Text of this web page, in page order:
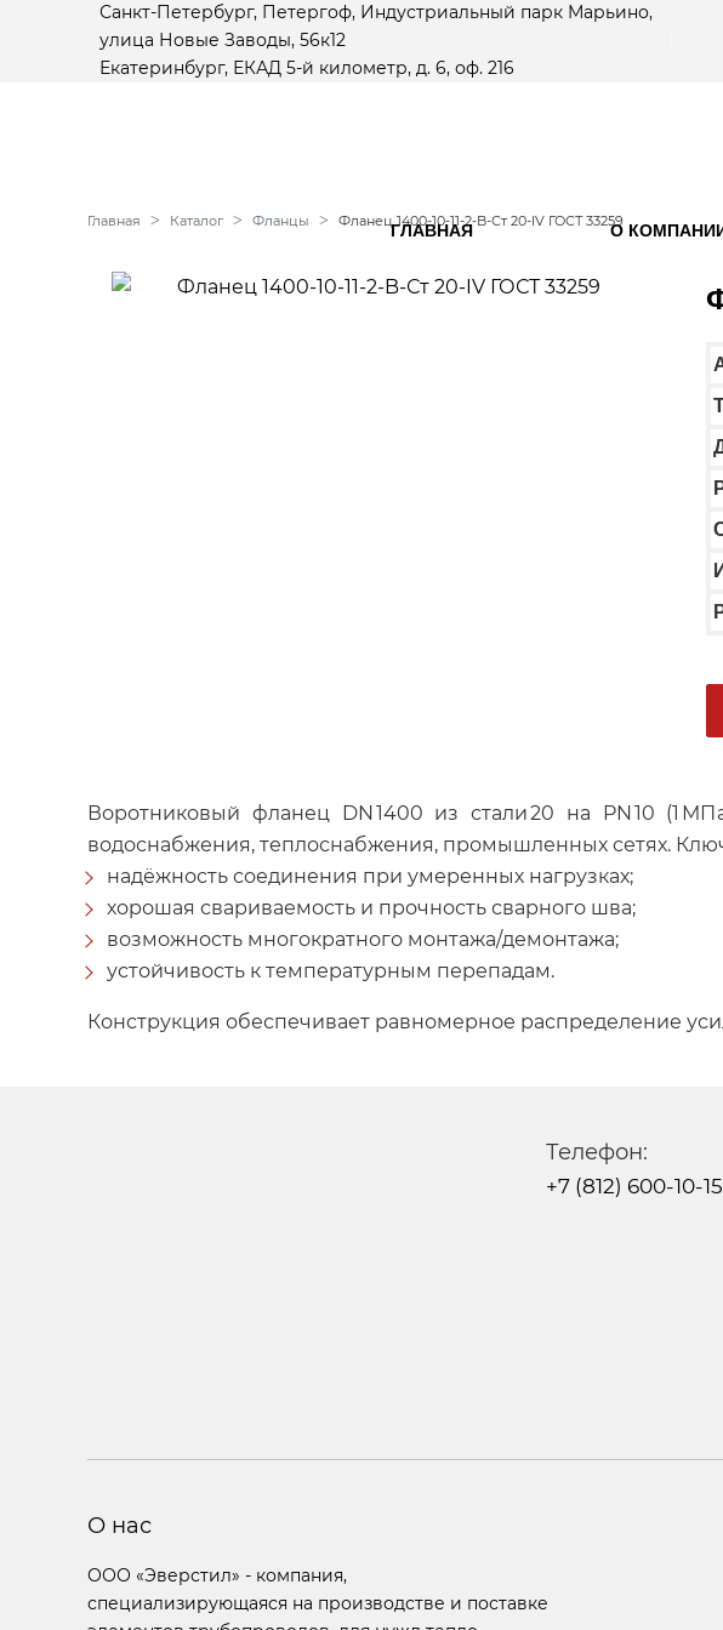
Санкт-Петербург, Петергоф, Индустриальный парк Марьино,
улица Новые Заводы, 56к12
Екатеринбург, ЕКАД 5-й километр, д. 6, оф. 216
ГЛАВНАЯ О
Главная Каталог Фланцы Фланец 1400-10-11-2-B-Ст 20-IV ГОСТ 33259
Воротниковый фланец DN 1400 из стали 20 на PN 10 (1
водоснабжения, теплоснабжения, промышленных сетях.
надёжность соединения при умеренных нагрузках;
хорошая свариваемость и прочность сварного шва;
возможность многократного монтажа/демонтажа;
устойчивость к температурным перепадам.
Конструкция обеспечивает равномерное распределение
Телефон:
+7 (812) 600-10-15
О нас
ООО «Эверстил» - компания,
специализирующаяся на производстве и поставке